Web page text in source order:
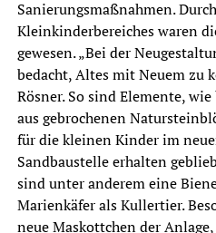
Sanierungsmaßnahmen.
Kleinkinderbereiches waren
gewesen. „Bei der
bedacht, Altes mit Neuem zu
Rösner. So sind Elemente,
aus gebrochenen
für die kleinen Kinder im
Sandbaustelle erhalten
sind unter anderem eine
Marienkäfer als Kullertier.
neue Maskottchen der